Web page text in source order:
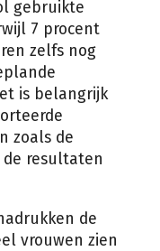
gebruikte
7 procent
zelfs nog
is belangrijk
zoals de
de resultaten
de
vrouwen zien